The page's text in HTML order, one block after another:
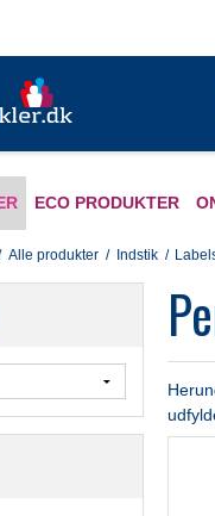
ECO PRODUKTER
Alle produkter / Indstik /